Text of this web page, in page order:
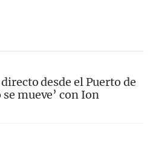
desde el Puerto de
mueve’ con Ion